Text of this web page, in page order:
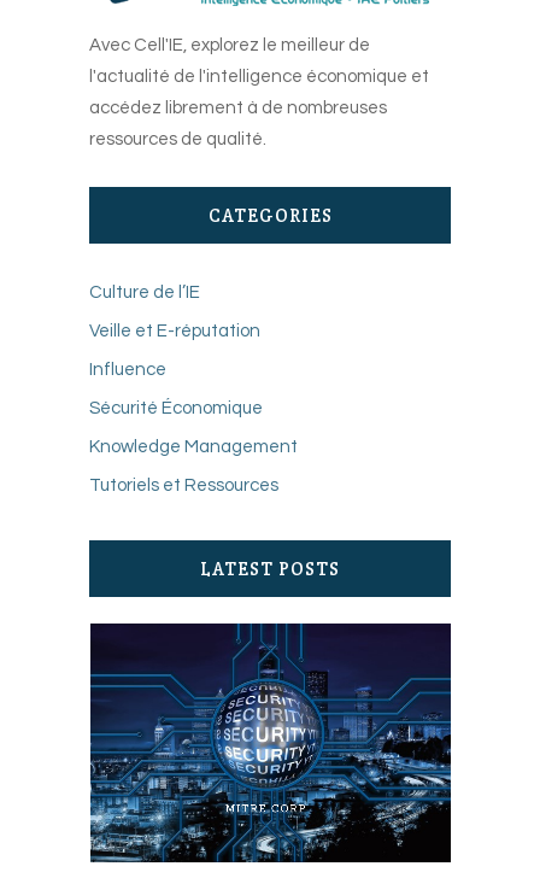
Avec Cell'IE, explorez le meilleur de
l'actualité de l'intelligence économique et
accédez librement à de nombreuses
ressources de qualité.
CATEGORIES
Culture de l’IE
Veille et E-réputation
Influence
Sécurité Économique
Knowledge Management
Tutoriels et Ressources
LATEST POSTS